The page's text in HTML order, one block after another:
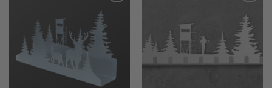
Zum
Merkzettel
hinzufügen
Merkzettel
hinzufügen